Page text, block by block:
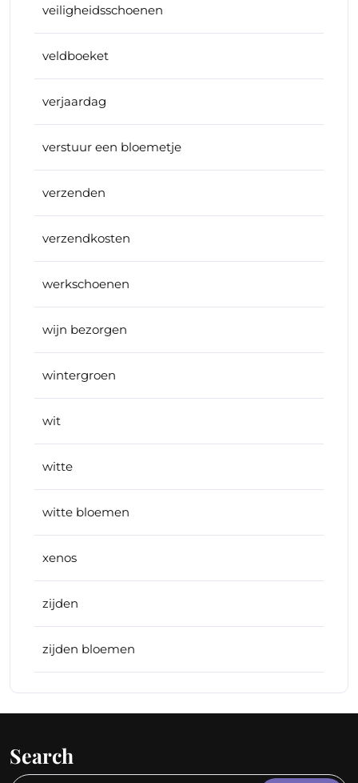
veiligheidsschoenen
veldboeket
verjaardag
verstuur een bloemetje
verzenden
verzendkosten
werkschoenen
wijn bezorgen
wintergroen
wit
witte
witte bloemen
xenos
zijden
zijden bloemen
Search